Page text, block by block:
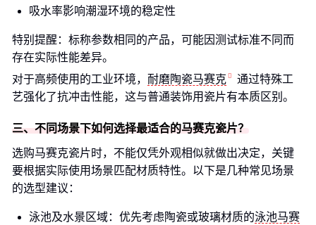
吸水率影响潮湿环境的稳定性
特别提醒：标称参数相同的产品，可能因测试标准不同而
存在实际性能差异。
对于高频使用的工业环境， 耐磨陶瓷马赛克
通过特殊工
艺强化了抗冲击性能，这与普通装饰用瓷片有本质区别。
三、不同场景下如何选择最适合的马赛克瓷片？
选购马赛克瓷片时，不能仅凭外观相似就做出决定，关键
要根据实际使用场景匹配材质特性。以下是几种常见场景
的选型建议：
泳池及水景区域：优先考虑陶瓷或玻璃材质的泳池马赛